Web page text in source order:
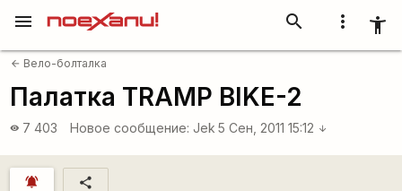
more_vert accessibility_new
search
menu
arrow_back Вело-болталка
Палатка TRAMP BIKE-2
visibility 7 403 Новое сообщение: Jek 5 Сен, 2011 15:12 arrow_downward
notifications_active share